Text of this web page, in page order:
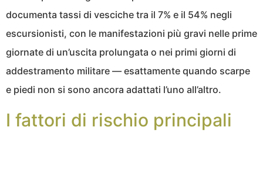
documenta tassi di vesciche tra il 7% e il 54% negli
escursionisti, con le manifestazioni più gravi nelle prime
giornate di un’uscita prolungata o nei primi giorni di
addestramento militare — esattamente quando scarpe
e piedi non si sono ancora adattati l’uno all’altro.
I fattori di rischio principali